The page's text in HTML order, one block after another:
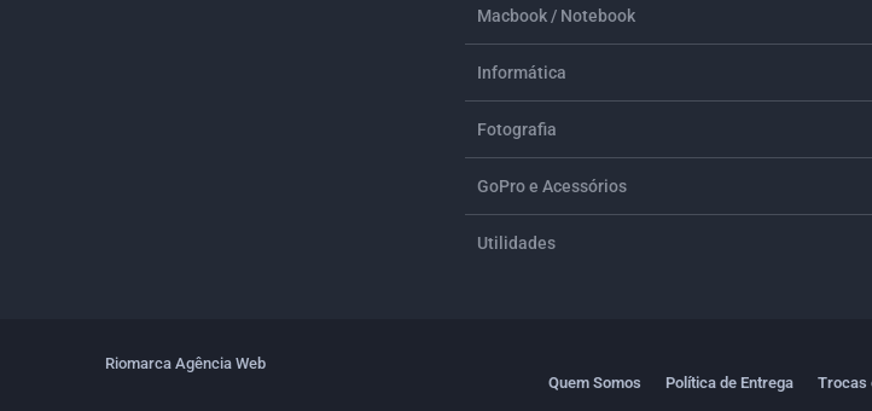
Macbook / Notebook
Informática
Fotografia
GoPro e Acessórios
Utilidades
Riomarca Agência Web
Quem Somos
Política de Entrega Trocas